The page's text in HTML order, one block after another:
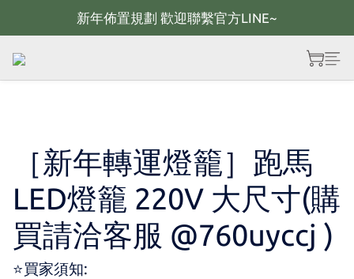
新年佈置規劃 歡迎聯繫官方LINE~
新年佈置規劃 歡迎聯繫官方LINE~
新年燈飾 現貨供應；大量採購 歡迎聯繫官方line
［新年轉運燈籠］跑馬
LED燈籠 220V 大尺寸(購
買請洽客服 @760uyccj )
⭐買家須知: